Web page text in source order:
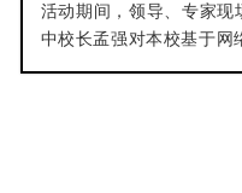
活动期间，领导、专家
中校长孟强对本校基于网